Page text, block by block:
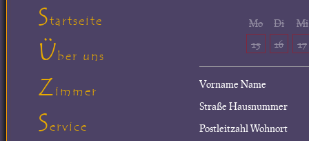
Mo
15
Di
16
Mi
17
Vorname Name
Straße Hausnummer
Postleitzahl Wohnort
Startseite
Über uns
Zimmer
Service